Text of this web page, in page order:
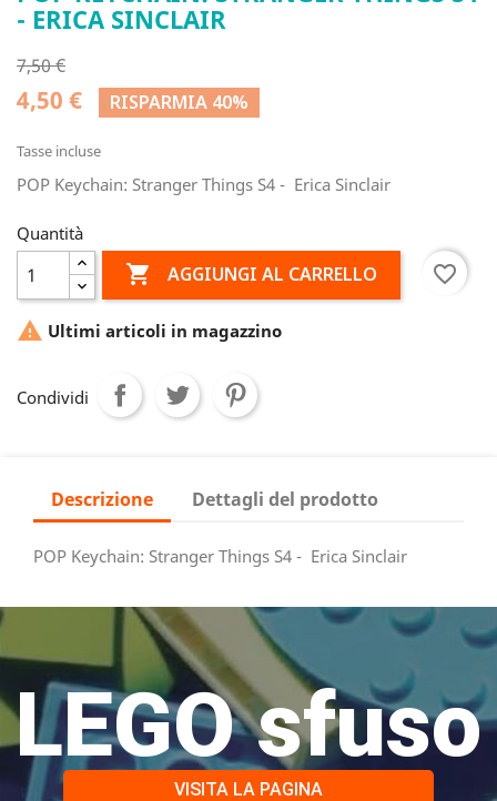
- ERICA SINCLAIR
7,50 €
4,50 € RISPARMIA 40%
Tasse incluse
POP Keychain: Stranger Things S4 - Erica Sinclair
Quantità
 AGGIUNGI AL CARRELLO favorite_border
 Ultimi articoli in magazzino
Condividi
Descrizione Dettagli del prodotto
POP Keychain: Stranger Things S4 - Erica Sinclair
LEGO sfuso
VISITA LA PAGINA